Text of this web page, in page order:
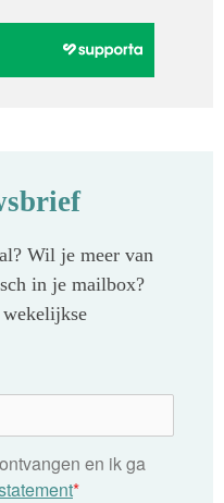
Wil je meer van
in je mailbox?
en ik ga
*